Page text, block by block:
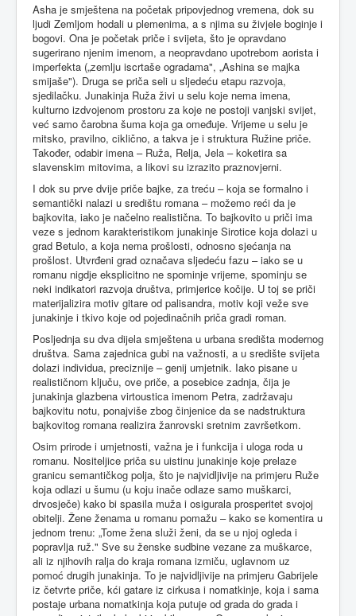
Asha je smještena na početak pripovjednog vremena, dok su
ljudi Zemljom hodali u plemenima, a s njima su živjele boginje i
bogovi. Ona je početak priče i svijeta, što je opravdano
sugerirano njenim imenom, a neopravdano upotrebom aorista i
imperfekta („zemlju iscrtaše ogradama", „Ashina se majka
smijaše"). Druga se priča seli u sljedeću etapu razvoja,
sjedilačku. Junakinja Ruža živi u selu koje nema imena,
kulturno izdvojenom prostoru za koje ne postoji vanjski svijet,
već samo čarobna šuma koja ga omeđuje. Vrijeme u selu je
mitsko, pravilno, ciklično, a takva je i struktura Ružine priče.
Također, odabir imena – Ruža, Relja, Jela – koketira sa
slavenskim mitovima, a likovi su izrazito praznovjerni.
I dok su prve dvije priče bajke, za treću – koja se formalno i
semantički nalazi u središtu romana – možemo reći da je
bajkovita, iako je načelno realistična. To bajkovito u priči ima
veze s jednom karakteristikom junakinje Sirotice koja dolazi u
grad Betulo, a koja nema prošlosti, odnosno sjećanja na
prošlost. Utvrđeni grad označava sljedeću fazu – iako se u
romanu nigdje eksplicitno ne spominje vrijeme, spominju se
neki indikatori razvoja društva, primjerice kočije. U toj se priči
materijalizira motiv gitare od palisandra, motiv koji veže sve
junakinje i tkivo koje od pojedinačnih priča gradi roman.
Posljednja su dva dijela smještena u urbana središta modernog
društva. Sama zajednica gubi na važnosti, a u središte svijeta
dolazi individua, preciznije – genij umjetnik. Iako pisane u
realističnom ključu, ove priče, a posebice zadnja, čija je
junakinja glazbena virtoustica imenom Petra, zadržavaju
bajkovitu notu, ponajviše zbog činjenice da se nadstruktura
bajkovitog romana realizira žanrovski sretnim završetkom.
Osim prirode i umjetnosti, važna je i funkcija i uloga roda u
romanu. Nositeljice priča su uistinu junakinje koje prelaze
granicu semantičkog polja, što je najvidljivije na primjeru Ruže
koja odlazi u šumu (u koju inače odlaze samo muškarci,
drvosječe) kako bi spasila muža i osigurala prosperitet svojoj
obitelji. Žene ženama u romanu pomažu – kako se komentira u
jednom trenu: „Tome žena služi ženi, da se u njoj ogleda i
popravlja ruž." Sve su ženske sudbine vezane za muškarce,
ali iz njihovih ralja do kraja romana izmiču, uglavnom uz
pomoć drugih junakinja. To je najvidljivije na primjeru Gabrijele
iz četvrte priče, kći gatare iz cirkusa i nomatkinje, koja i sama
postaje urbana nomatkinja koja putuje od grada do grada i